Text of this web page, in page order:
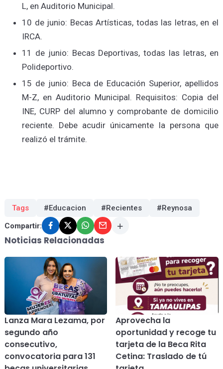
L, en Auditorio Municipal.
10 de junio: Becas Artísticas, todas las letras, en el
IRCA.
11 de junio: Becas Deportivas, todas las letras, en
Polideportivo.
15 de junio: Beca de Educación Superior, apellidos
M-Z, en Auditorio Municipal. Requisitos: Copia del
INE, CURP del alumno y comprobante de domicilio
reciente. Debe acudir únicamente la persona que
realizó el trámite.
Tags #Educacion #Recientes #Reynosa
Compartir:
Noticias Relacionadas
Lanza Mara Lezama, por
segundo año
consecutivo,
convocatoria para 131
Aprovecha la
oportunidad y recoge tu
tarjeta de la Beca Rita
Cetina: Traslado de tú